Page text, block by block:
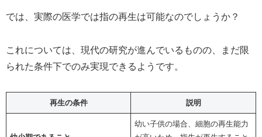
では、実際の医学では指の再生は可能なのでしょうか？
これについては、現代の研究が進んでいるものの、まだ限
られた条件下でのみ実現できるようです。
再生の条件 説明
幼い子供の場合、細胞の再生能力